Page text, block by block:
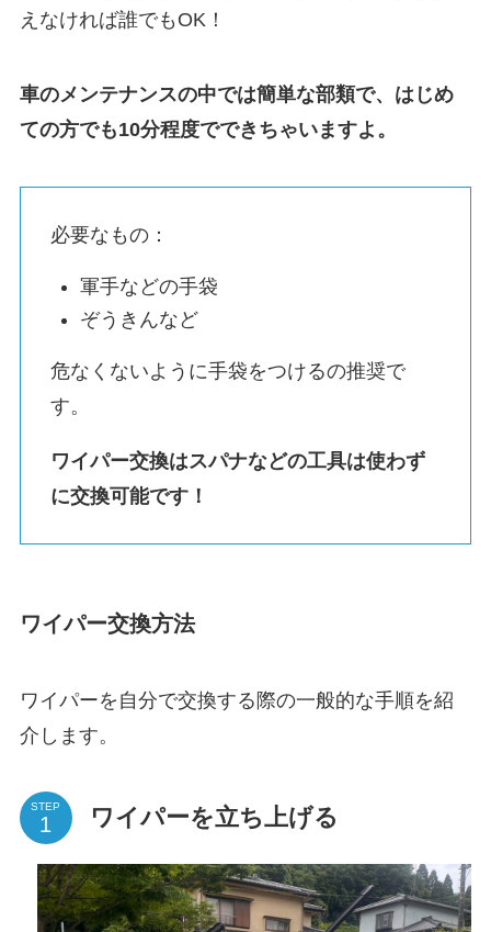
えなければ誰でもOK！
車のメンテナンスの中では簡単な部類で、はじめ
ての方でも10分程度でできちゃいますよ。
必要なもの：
軍手などの手袋
ぞうきんなど
危なくないように手袋をつけるの推奨で
す。
ワイパー交換はスパナなどの工具は使わず
に交換可能です！
ワイパー交換方法
ワイパーを自分で交換する際の一般的な手順を紹
介します。
STEP ワイパーを立ち上げる